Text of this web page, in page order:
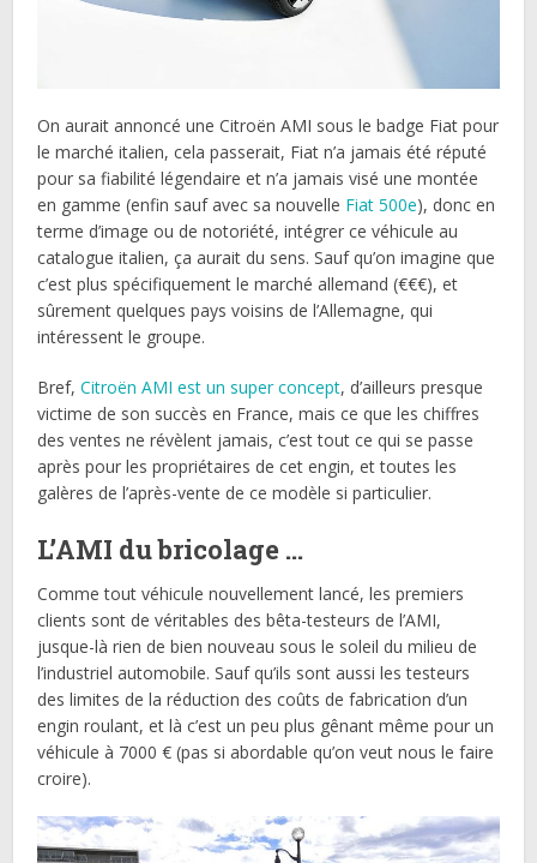
On aurait annoncé une Citroën AMI sous le badge Fiat pour
le marché italien, cela passerait, Fiat n’a jamais été réputé
pour sa fiabilité légendaire et n’a jamais visé une montée
en gamme (enfin sauf avec sa nouvelle Fiat 500e), donc en
terme d’image ou de notoriété, intégrer ce véhicule au
catalogue italien, ça aurait du sens. Sauf qu’on imagine que
c’est plus spécifiquement le marché allemand (€€€), et
sûrement quelques pays voisins de l’Allemagne, qui
intéressent le groupe.
Bref,Citroën AMI est un super concept, d’ailleurs presque
victime de son succès en France, mais ce que les chiffres
des ventes ne révèlent jamais, c’est tout ce qui se passe
après pour les propriétaires de cet engin, et toutes les
galères de l’après-vente de ce modèle si particulier.
L’AMI du bricolage …
Comme tout véhicule nouvellement lancé, les premiers
clients sont de véritables des bêta-testeurs de l’AMI,
jusque-là rien de bien nouveau sous le soleil du milieu de
l’industriel automobile. Sauf qu’ils sont aussi les testeurs
des limites de la réduction des coûts de fabrication d’un
engin roulant, et là c’est un peu plus gênant même pour un
véhicule à 7000 € (pas si abordable qu’on veut nous le faire
croire).